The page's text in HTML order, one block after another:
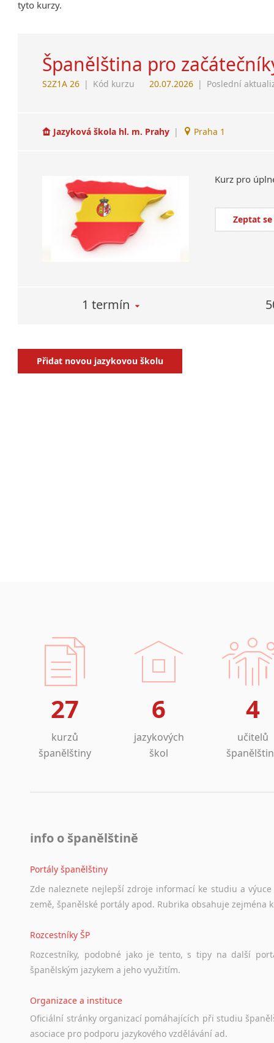
tyto kurzy.
Španělština pro
S2Z1A 26 | Kód kurzu 20.07.2026 | Poslední
Jazyková škola hl. m. Prahy | Praha 1
Kurz pro
Zeptat
1 termín
Přidat novou jazykovou školu
27
kurzů
španělštiny
6
jazykových
škol
4
učitelů
info o španělštině
Portály španělštiny
Zde naleznete nejlepší zdroje informací ke studiu a výuce
země, španělské portály apod. Rubrika obsahuje zejména
Rozcestníky ŠP
Rozcestníky, podobné jako je tento, s tipy na další
španělským jazykem a jeho využitím.
Organizace a instituce
Oficiální stránky organizací pomáhajících při studiu
asociace pro podporu jazykového vzdělávání ad.